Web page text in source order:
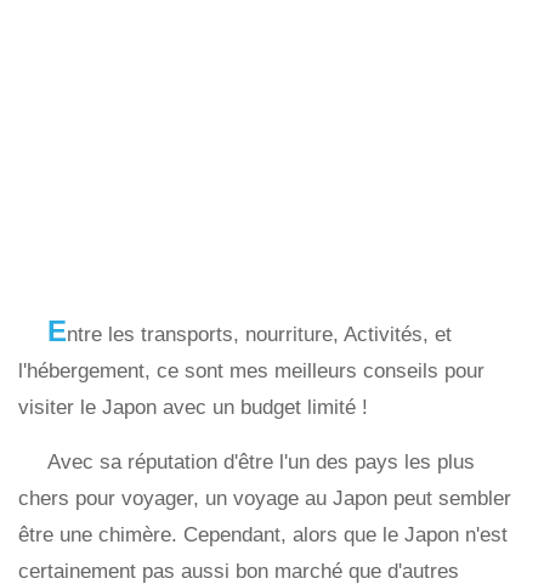
Entre les transports, nourriture, Activités, et
l'hébergement, ce sont mes meilleurs conseils pour
visiter le Japon avec un budget limité !
Avec sa réputation d'être l'un des pays les plus
chers pour voyager, un voyage au Japon peut sembler
être une chimère. Cependant, alors que le Japon n'est
certainement pas aussi bon marché que d'autres